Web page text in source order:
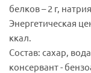
белков – 2 г,
Энергетическая
ккал.
Состав: сахар,
консервант -